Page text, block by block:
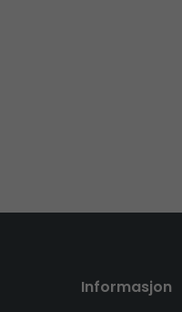
Informasjon